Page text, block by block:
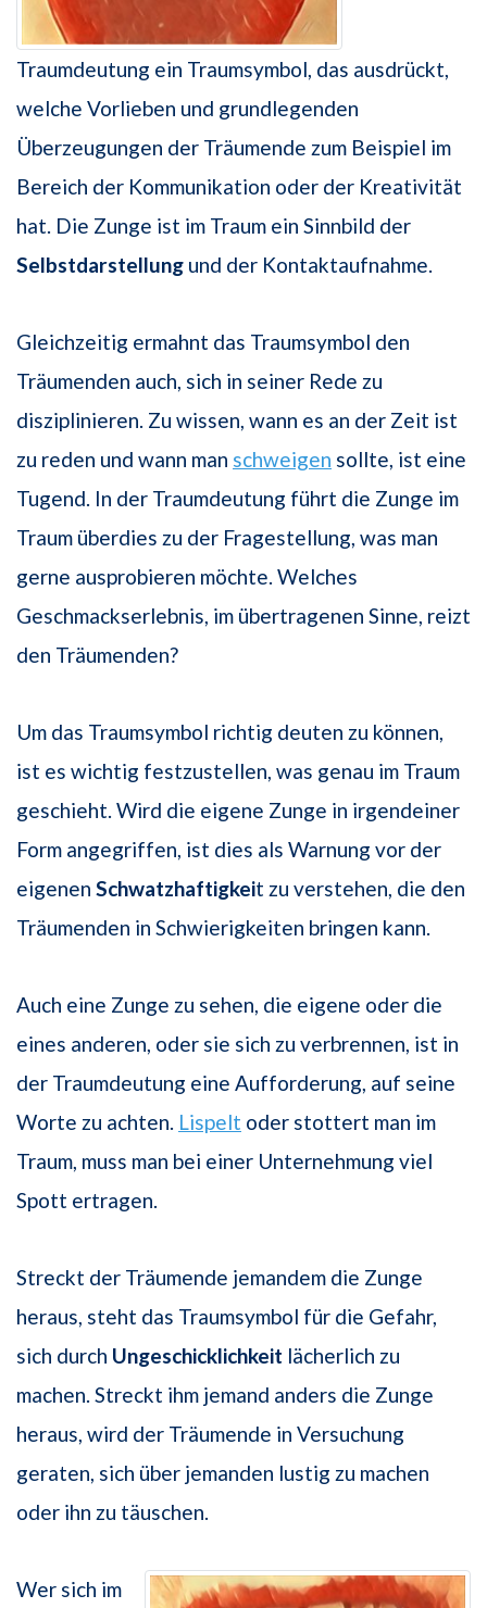
Traumdeutung ein Traumsymbol, das ausdrückt,
welche Vorlieben und grundlegenden
Überzeugungen der Träumende zum Beispiel im
Bereich der Kommunikation oder der Kreativität
hat. Die Zunge ist im Traum ein Sinnbild der
Selbstdarstellung und der Kontaktaufnahme.
Gleichzeitig ermahnt das Traumsymbol den
Träumenden auch, sich in seiner Rede zu
disziplinieren. Zu wissen, wann es an der Zeit ist
zu reden und wann man schweigen sollte, ist eine
Tugend. In der Traumdeutung führt die Zunge im
Traum überdies zu der Fragestellung, was man
gerne ausprobieren möchte. Welches
Geschmackserlebnis, im übertragenen Sinne, reizt
den Träumenden?
Um das Traumsymbol richtig deuten zu können,
ist es wichtig festzustellen, was genau im Traum
geschieht. Wird die eigene Zunge in irgendeiner
Form angegriffen, ist dies als Warnung vor der
eigenen Schwatzhaftigkeit zu verstehen, die den
Träumenden in Schwierigkeiten bringen kann.
Auch eine Zunge zu sehen, die eigene oder die
eines anderen, oder sie sich zu verbrennen, ist in
der Traumdeutung eine Aufforderung, auf seine
Worte zu achten. Lispelt oder stottert man im
Traum, muss man bei einer Unternehmung viel
Spott ertragen.
Streckt der Träumende jemandem die Zunge
heraus, steht das Traumsymbol für die Gefahr,
sich durch Ungeschicklichkeit lächerlich zu
machen. Streckt ihm jemand anders die Zunge
heraus, wird der Träumende in Versuchung
geraten, sich über jemanden lustig zu machen
oder ihn zu täuschen.
Wer sich im